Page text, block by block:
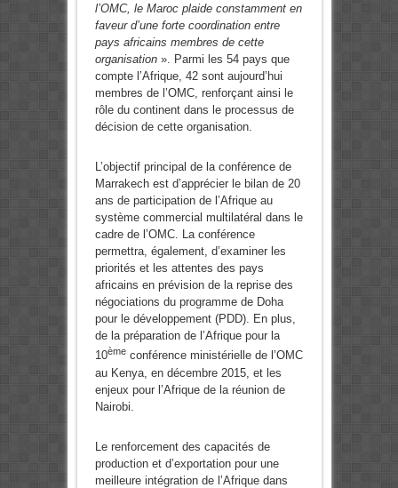
l’OMC, le Maroc plaide constamment en
faveur d’une forte coordination entre
pays africains membres de cette
organisation ». Parmi les 54 pays que
compte l’Afrique, 42 sont aujourd’hui
membres de l’OMC, renforçant ainsi le
rôle du continent dans le processus de
décision de cette organisation.
L’objectif principal de la conférence de
Marrakech est d’apprécier le bilan de 20
ans de participation de l’Afrique au
système commercial multilatéral dans le
cadre de l’OMC. La conférence
permettra, également, d’examiner les
priorités et les attentes des pays
africains en prévision de la reprise des
négociations du programme de Doha
pour le développement (PDD). En plus,
de la préparation de l’Afrique pour la
10èmeconférence ministérielle de l’OMC
au Kenya, en décembre 2015, et les
enjeux pour l’Afrique de la réunion de
Nairobi.
Le renforcement des capacités de
production et d’exportation pour une
meilleure intégration de l’Afrique dans